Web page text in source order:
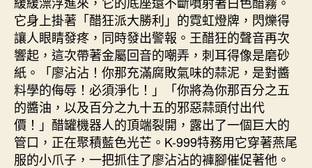
它身上掛著「醋狂派大勝利」的霓虹燈牌，閃爍得
讓人眼睛發疼，同時發出警報。王醋狂的聲音再次
響起，這次帶著金屬回音的嘲弄，刺耳得像是磨砂
紙。「廖沾沾！你那充滿腐敗氣味的蒜泥，是對醬
料學的侮辱！必須淨化！」「你將為你那百分之五
的醬油，以及百分之九十五的邪惡蒜頭付出代
價！」醋罐機器人的頂端裂開，露出了一個巨大的
管口，正在聚積藍色光芒。K-999特務用它穿著燕尾
服的小爪子，一把抓住了廖沾沾的褲腳催促著他。